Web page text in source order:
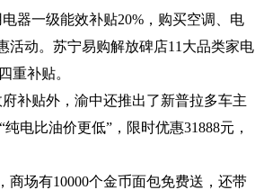
器一级能效补贴20%，购买空调、电
活动。苏宁易购解放碑店11大品类家电
重补贴。
补贴外，渝中还推出了新普拉多车主
电比油价更低”，限时优惠31888元，
场有10000个金币面包免费送，还带